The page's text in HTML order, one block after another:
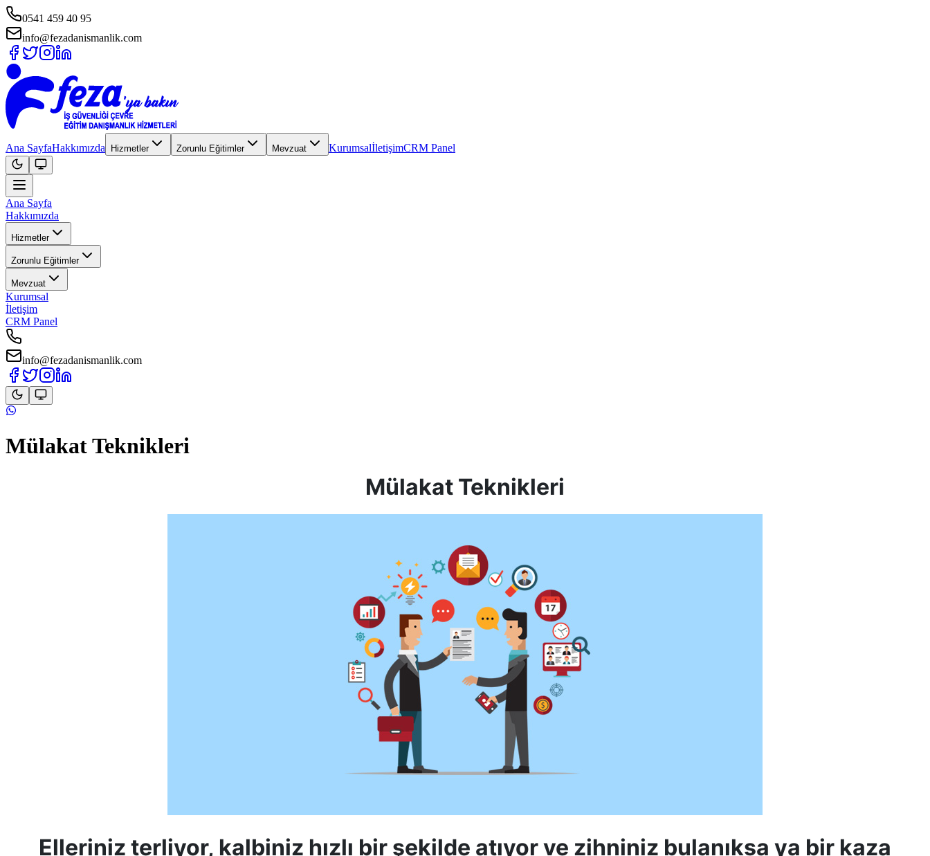
0541 459 40 95
info@fezadanismanlik.com
Ana SayfaHakkımızda Hizmetler Zorunlu Eğitimler Mevzuat KurumsalİletişimCRM Panel
Ana Sayfa
Hakkımızda
Hizmetler
Zorunlu Eğitimler
Mevzuat
Kurumsal
İletişim
CRM Panel
info@fezadanismanlik.com
Mülakat Teknikleri
Mülakat Teknikleri
Elleriniz terliyor, kalbiniz hızlı bir şekilde atıyor ve zihniniz bulanıksa ya bir kaza